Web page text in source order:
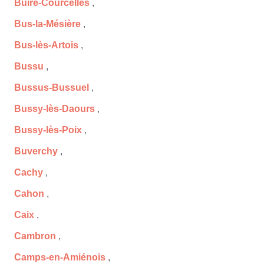
Buire-Courcelles ,
Bus-la-Mésière ,
Bus-lès-Artois ,
Bussu ,
Bussus-Bussuel ,
Bussy-lès-Daours ,
Bussy-lès-Poix ,
Buverchy ,
Cachy ,
Cahon ,
Caix ,
Cambron ,
Camps-en-Amiénois ,